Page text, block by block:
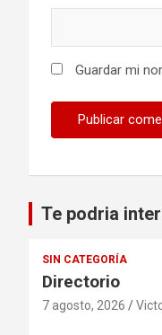
Guardar mi
Te podria
SIN CATEGORÍA
Directorio
7 agosto, 2026